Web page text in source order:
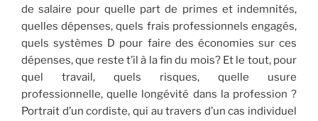
de salaire pour quelle part de primes et indemnités,
quelles dépenses, quels frais professionnels engagés,
quels systèmes D pour faire des économies sur ces
dépenses, que reste t’il à la fin du mois? Et le tout, pour
quel travail, quels risques, quelle usure
professionnelle, quelle longévité dans la profession ?
Portrait d’un cordiste, qui au travers d’un cas individuel